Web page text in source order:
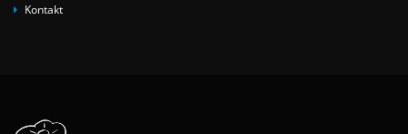
Kontakt